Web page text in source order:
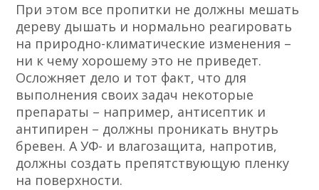
При этом все пропитки не должны мешать
дереву дышать и нормально реагировать
на природно-климатические изменения –
ни к чему хорошему это не приведет.
Осложняет дело и тот факт, что для
выполнения своих задач некоторые
препараты – например, антисептик и
антипирен – должны проникать внутрь
бревен. А УФ- и влагозащита, напротив,
должны создать препятствующую пленку
на поверхности.